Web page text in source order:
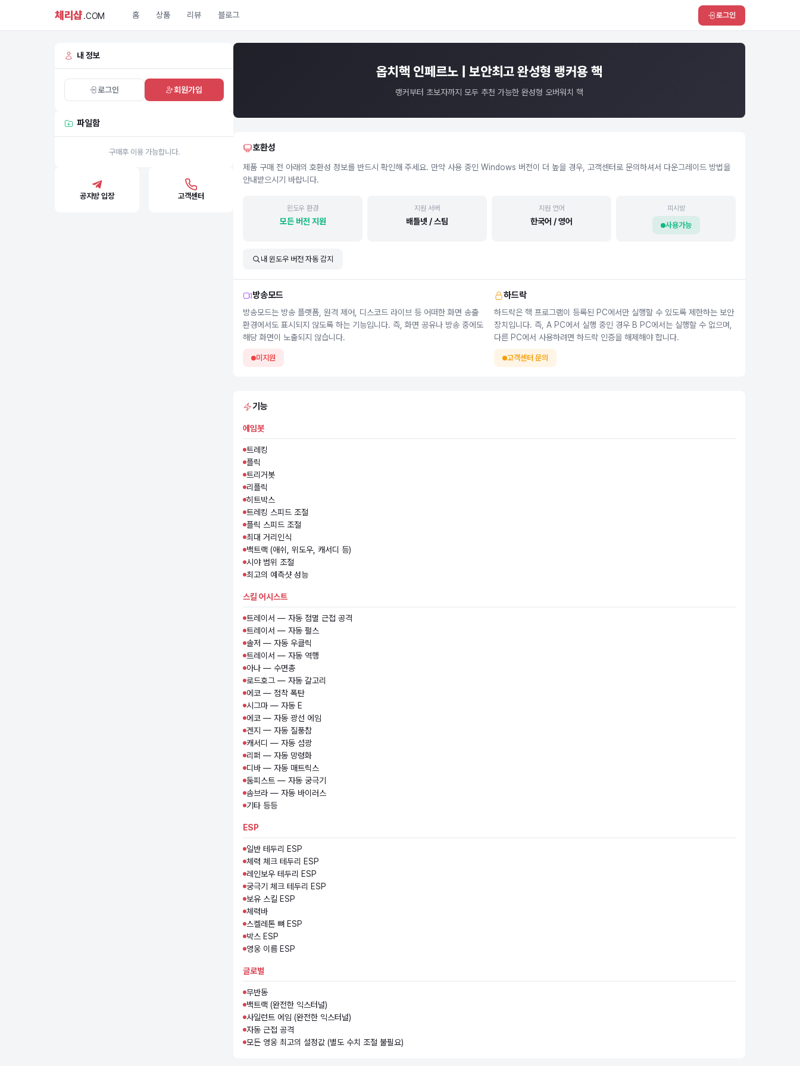
체리샵.COM 홈 상품 리뷰 블로그 로그인
내 정보
로그인 회원가입
파일함
구매후 이용 가능합니다.
공지방 입장 고객센터
옵치핵 인페르노 | 보안최고 완성형 랭커용 핵
랭커부터 초보자까지 모두 추천 가능한 완성형 오버워치 핵
호환성
제품 구매 전 아래의 호환성 정보를 반드시 확인해 주세요. 만약 사용 중인 Windows 버전이 더 높을 경우, 고객센터로 문의하셔서 다운그레이드 방법을
안내받으시기 바랍니다.
윈도우 환경
모든 버전 지원
지원 서버
배틀넷 / 스팀
지원 언어
한국어 / 영어
피시방
사용가능
내 윈도우 버전 자동 감지
방송모드
방송모드는 방송 플랫폼, 원격 제어, 디스코드 라이브 등 어떠한 화면 송출
환경에서도 표시되지 않도록 하는 기능입니다. 즉, 화면 공유나 방송 중에도
해당 화면이 노출되지 않습니다.
미지원
하드락
하드락은 핵 프로그램이 등록된 PC에서만 실행할 수 있도록 제한하는 보안
장치입니다. 즉, A PC에서 실행 중인 경우 B PC에서는 실행할 수 없으며,
다른 PC에서 사용하려면 하드락 인증을 해제해야 합니다.
고객센터 문의
기능
에임봇
트레킹
플릭
트리거봇
리플릭
히트박스
트레킹 스피드 조절
플릭 스피드 조절
최대 거리인식
백트랙 (애쉬, 위도우, 캐서디 등)
시야 범위 조절
최고의 예측샷 성능
스킬 어시스트
트레이서 — 자동 점멸 근접 공격
트레이서 — 자동 펄스
솔저 — 자동 우클릭
트레이서 — 자동 역행
아나 — 수면총
로드호그 — 자동 갈고리
에코 — 점착 폭탄
시그마 — 자동 E
에코 — 자동 광선 에임
겐지 — 자동 질풍참
캐서디 — 자동 섬광
리퍼 — 자동 망령화
디바 — 자동 매트릭스
둠피스트 — 자동 궁극기
솜브라 — 자동 바이러스
기타 등등
ESP
일반 테두리 ESP
체력 체크 테두리 ESP
레인보우 테두리 ESP
궁극기 체크 테두리 ESP
보유 스킬 ESP
체력바
스켈레톤 뼈 ESP
박스 ESP
영웅 이름 ESP
글로벌
무반동
백트랙 (완전한 익스터널)
사일런트 에임 (완전한 익스터널)
자동 근접 공격
모든 영웅 최고의 설정값 (별도 수치 조절 불필요)